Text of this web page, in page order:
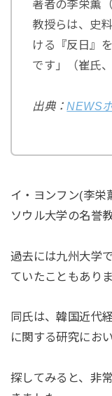
著者の李栄薫
教授らは、史
ける『反日』
です」（崔氏、
出典：NEWS
イ・ヨンフン(李栄
ソウル大学の名誉教
過去には九州大学
ていたこともありま
同氏は、韓国近代
に関する研究にお
探してみると、非